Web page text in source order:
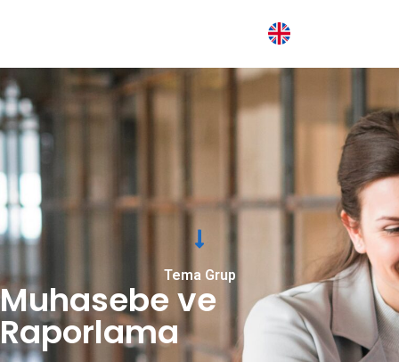
Tema Grup
Muhasebe ve
Raporlama